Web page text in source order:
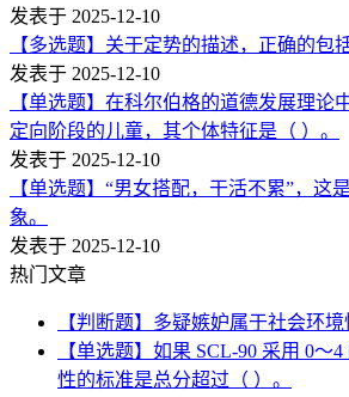
发表于 2025-12-10
【多选题】关于定势的描述，正确的包
发表于 2025-12-10
【单选题】在科尔伯格的道德发展理论
定向阶段的儿童，其个体特征是（ ）。
发表于 2025-12-10
【单选题】“男女搭配，干活不累”，这
象。
发表于 2025-12-10
热门文章
【判断题】多疑嫉妒属于社会环境
【单选题】如果 SCL-90 采用 0～
性的标准是总分超过（ ）。